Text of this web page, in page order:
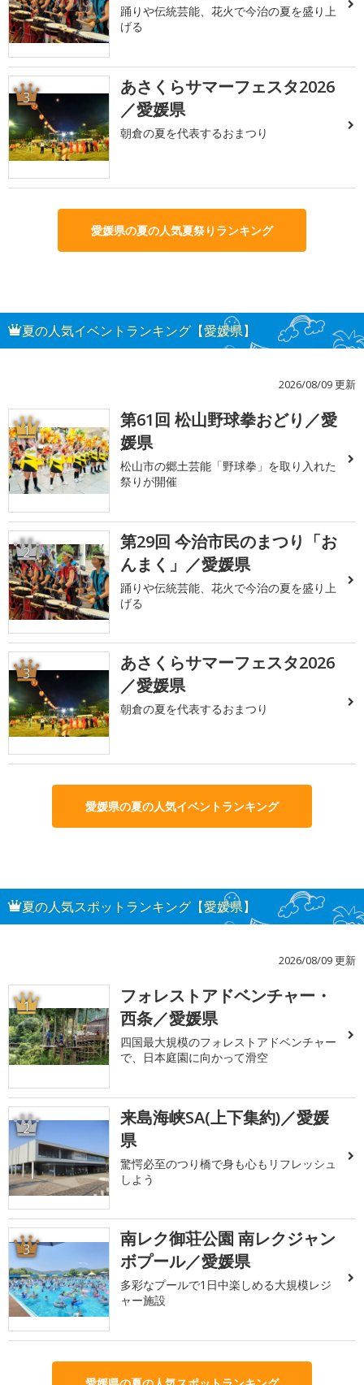
踊りや伝統芸能、花火で今治の夏を盛り上
げる
3
あさくらサマーフェスタ2026
／愛媛県
朝倉の夏を代表するおまつり
愛媛県の夏の人気夏祭りランキング
夏の人気イベントランキング【愛媛県】
2026/08/09 更新
1
第61回 松山野球拳おどり／愛
媛県
松山市の郷土芸能「野球拳」を取り入れた
祭りが開催
2
第29回 今治市民のまつり「お
んまく」／愛媛県
踊りや伝統芸能、花火で今治の夏を盛り上
げる
3
あさくらサマーフェスタ2026
／愛媛県
朝倉の夏を代表するおまつり
愛媛県の夏の人気イベントランキング
夏の人気スポットランキング【愛媛県】
2026/08/09 更新
1
フォレストアドベンチャー・
西条／愛媛県
四国最大規模のフォレストアドベンチャー
で、日本庭園に向かって滑空
2
来島海峡SA(上下集約)／愛媛
県
驚愕必至のつり橋で身も心もリフレッシュ
しよう
3
南レク御荘公園 南レクジャン
ボプール／愛媛県
多彩なプールで1日中楽しめる大規模レジ
ャー施設